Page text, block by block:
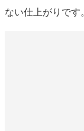
ない仕上がりです。